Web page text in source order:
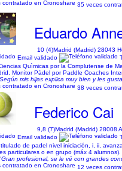
35 veces
Eduardo
10 (4)Madrid (Madrid) 28043
Email validado
Quìmicas por la Complutense de
Monitor Pàdel por Paddle Coaches
mis hijas explica muy bien y les
38 veces
Federico Cai
9,8 (7)Madrid (Madrid) 28008
Email validado
de padel nivel iniciación, i, ii,
particulares o en grupo (máx 4
"Gran profesional, se le vé con grandes
12 veces